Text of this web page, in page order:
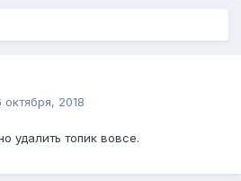
октября, 2018
удалить топик вовсе.